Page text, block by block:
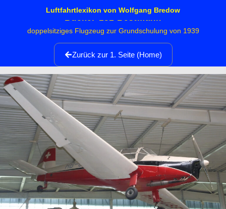
Luftfahrtlexikon von Wolfgang Bredow
Bücker 181 Bestmann
doppelsitziges Flugzeug zur Grundschulung von 1939
Zurück zur 1. Seite (Home)